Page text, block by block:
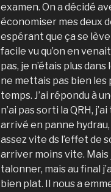
examen. On a décidé
économiser mes deux
espérant que ça se
facile vu qu’on en
pas, je n’étais plus
ne mettais pas bien les
temps. J’ai répondu à
n’ai pas sorti la QRH,
arrivé en panne
assez vite ds l’effet de
arriver moins vite. Mais
talonner, mais au final
bien plat. Il nous a